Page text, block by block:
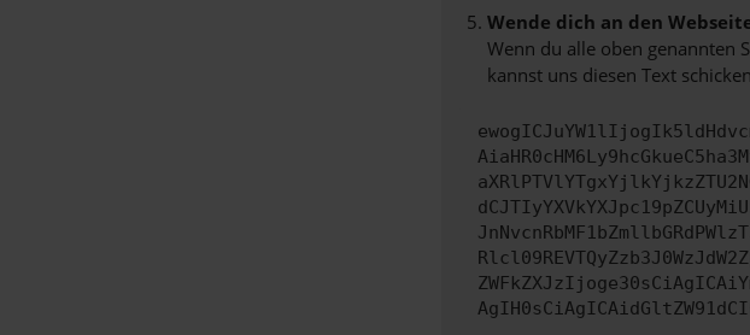
Wende dich an den
Wenn du alle oben genannten
kannst uns diesen Text